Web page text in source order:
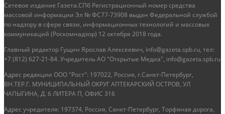
Сетевое издание Газета.СПб Регистрационный номер средства
массовой информации Эл № ФС77-73908 выдан Федеральной службой
по надзору в сфере связи, информационных технологий и массовых
коммуникаций (Роскомнадзор) 12 октября 2018 года.
Главный редактор Гущин Ярослав Алексеевич, info@gazeta.spb.ru, тел:
+7 (812) 627-21-84. Учредитель АО "Открытые Медиа", info@gazeta.spb.ru
Адрес редакции ООО "Рост": 197022, Россия, г.Санкт-Петербург,
ВН.ТЕР.Г. МУНИЦИПАЛЬНЫЙ ОКРУГ АПТЕКАРСКИЙ ОСТРОВ, УЛ
ЧАПЫГИНА, Д. 6 ЛИТЕРА П, ОФИС 316
Адрес учредителя: 197374, Россия, Санкт-Петербург, Торфяная дорога,